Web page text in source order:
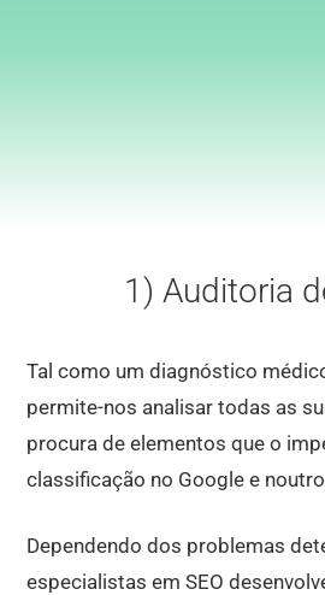
1) Auditoria
Tal como um diagnóstico
permite-nos analisar todas as
procura de elementos que o
classificação no Google e
Dependendo dos problemas
especialistas em SEO